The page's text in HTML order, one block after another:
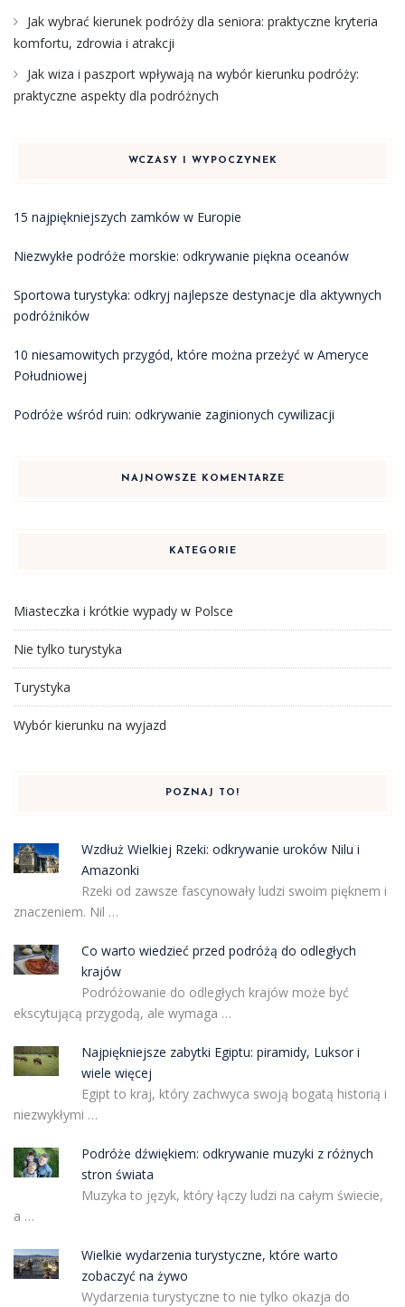
Jak wybrać kierunek podróży dla seniora: praktyczne kryteria
komfortu, zdrowia i atrakcji
Jak wiza i paszport wpływają na wybór kierunku podróży:
praktyczne aspekty dla podróżnych
WCZASY I WYPOCZYNEK
15 najpiękniejszych zamków w Europie
Niezwykłe podróże morskie: odkrywanie piękna oceanów
Sportowa turystyka: odkryj najlepsze destynacje dla aktywnych
podróżników
10 niesamowitych przygód, które można przeżyć w Ameryce
Południowej
Podróże wśród ruin: odkrywanie zaginionych cywilizacji
NAJNOWSZE KOMENTARZE
KATEGORIE
Miasteczka i krótkie wypady w Polsce
Nie tylko turystyka
Turystyka
Wybór kierunku na wyjazd
POZNAJ TO!
Wzdłuż Wielkiej Rzeki: odkrywanie uroków Nilu i
Amazonki
Rzeki od zawsze fascynowały ludzi swoim pięknem i
znaczeniem. Nil …
Co warto wiedzieć przed podróżą do odległych
krajów
Podróżowanie do odległych krajów może być
ekscytującą przygodą, ale wymaga …
Najpiękniejsze zabytki Egiptu: piramidy, Luksor i
wiele więcej
Egipt to kraj, który zachwyca swoją bogatą historią i
niezwykłymi …
Podróże dźwiękiem: odkrywanie muzyki z różnych
stron świata
Muzyka to język, który łączy ludzi na całym świecie,
a …
Wielkie wydarzenia turystyczne, które warto
zobaczyć na żywo
Wydarzenia turystyczne to nie tylko okazja do